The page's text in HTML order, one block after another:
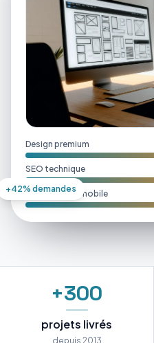
Design premium
SEO technique
Performance mobile
+42% demandes
+300
projets livrés
depuis 2013